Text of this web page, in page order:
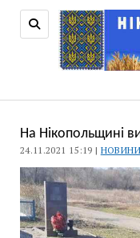
На Нікопольщині
24.11.2021 15:19 |